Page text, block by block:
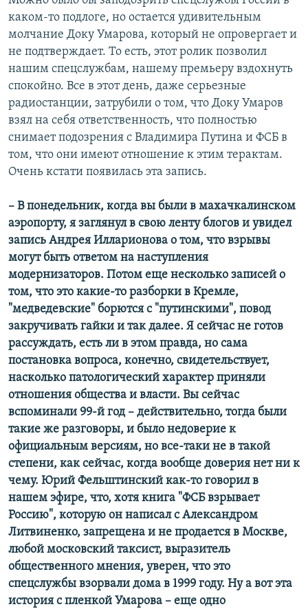
каком-то подлоге, но остается удивительным
молчание Доку Умарова, который не опровергает и
не подтверждает. То есть, этот ролик позволил
нашим спецслужбам, нашему премьеру вздохнуть
спокойно. Все в этот день, даже серьезные
радиостанции, затрубили о том, что Доку Умаров
взял на себя ответственность, что полностью
снимает подозрения с Владимира Путина и ФСБ в
том, что они имеют отношение к этим терактам.
Очень кстати появилась эта запись.
– В понедельник, когда вы были в махачкалинском
аэропорту, я заглянул в свою ленту блогов и увидел
запись Андрея Илларионова о том, что взрывы
могут быть ответом на наступления
модернизаторов. Потом еще несколько записей о
том, что это какие-то разборки в Кремле,
"медведевские" борются с "путинскими", повод
закручивать гайки и так далее. Я сейчас не готов
рассуждать, есть ли в этом правда, но сама
постановка вопроса, конечно, свидетельствует,
насколько патологический характер приняли
отношения общества и власти. Вы сейчас
вспоминали 99-й год – действительно, тогда были
такие же разговоры, и было недоверие к
официальным версиям, но все-таки не в такой
степени, как сейчас, когда вообще доверия нет ни к
чему. Юрий Фельштинский как-то говорил в
нашем эфире, что, хотя книга "ФСБ взрывает
Россию", которую он написал с Александром
Литвиненко, запрещена и не продается в Москве,
любой московский таксист, выразитель
общественного мнения, уверен, что это
спецслужбы взорвали дома в 1999 году. Ну а вот эта
история с пленкой Умарова – еще одно